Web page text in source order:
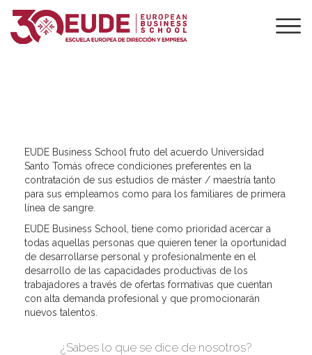
UNIVERSIDAD
EUDE Business School fruto del acuerdo Universidad
Santo Tomás ofrece condiciones preferentes en la
contratación de sus estudios de máster / maestría tanto
para sus empleamos como para los familiares de primera
línea de sangre.
EUDE Business School, tiene como prioridad acercar a
todas aquellas personas que quieren tener la oportunidad
de desarrollarse personal y profesionalmente en el
desarrollo de las capacidades productivas de los
trabajadores a través de ofertas formativas que cuentan
con alta demanda profesional y que promocionarán
nuevos talentos.
¿Sabes lo que se dice de nosotros?